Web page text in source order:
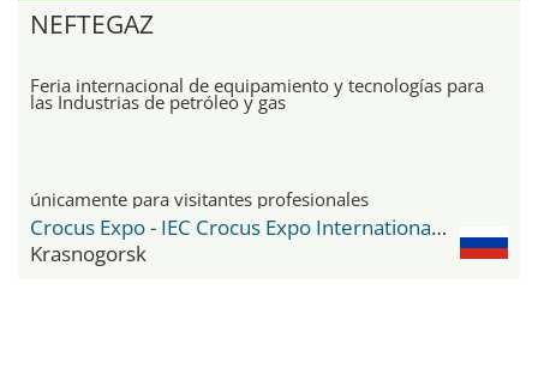
NEFTEGAZ
Feria internacional de equipamiento y tecnologías para
las Industrias de petróleo y gas
únicamente para visitantes profesionales
Crocus Expo - IEC Crocus Expo International Exhibition Centre
Krasnogorsk